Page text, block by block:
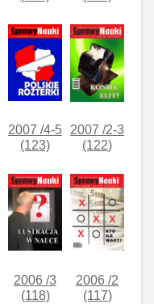
2007 /4-5
(123)
2007 /2-3
(122)
2006 /3
(118)
2006 /2
(117)